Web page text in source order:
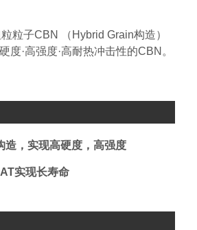
粒子CBN （Hybrid Grain构造）
度·高强度·高耐热冲击性的CBN。
造，实现高硬度，高强度
实现长寿命